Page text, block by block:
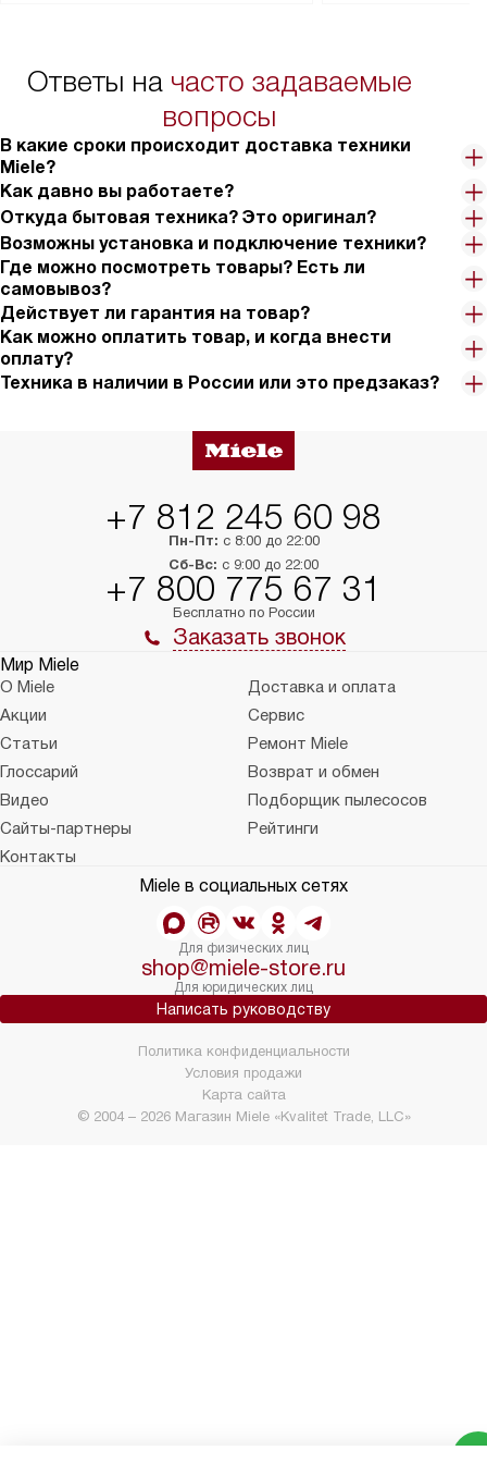
в условиях
Ответы на часто задаваемые
вопросы
В какие сроки происходит доставка техники
Miele?
Как давно вы работаете?
Откуда бытовая техника? Это оригинал?
Возможны установка и подключение техники?
Где можно посмотреть товары? Есть ли
самовывоз?
Действует ли гарантия на товар?
Как можно оплатить товар, и когда внести
оплату?
Техника в наличии в России или это предзаказ?
+7 812 245 60 98
Пн-Пт: с 8:00 до 22:00
Сб-Вс: с 9:00 до 22:00
+7 800 775 67 31
Бесплатно по России
Заказать звонок
Мир Miele
О Miele
Доставка и оплата
Акции
Сервис
Статьи
Ремонт Miele
Глоссарий
Возврат и обмен
Видео
Подборщик пылесосов
Сайты-партнеры
Рейтинги
Контакты
Miele в социальных сетях
Для физических лиц
shop@miele-store.ru
Для юридических лиц
Написать руководству
© 2004 – 2026 Магазин Miele «Kvalitet Trade, LLC»
Политика конфиденциальности
Условия продажи
Карта сайта